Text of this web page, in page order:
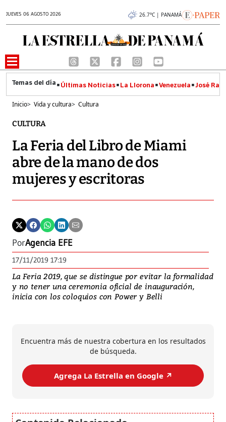
JUEVES 06 AGOSTO 2026 26.7°C | PANAMÁ
Últimas Noticias La Llorona Venezuela José
Inicio> Vida y cultura> Cultura
CULTURA
La Feria del Libro de Miami
abre de la mano de dos
mujeres y escritoras
PorAgencia EFE
17/11/2019 17:19
La Feria 2019, que se distingue por evitar la formalidad
y no tener una ceremonia oficial de inauguración,
inicia con los coloquios con Power y Belli
Encuentra más de nuestra cobertura en los resultados
de búsqueda.
Agrega La Estrella en Google ↗️